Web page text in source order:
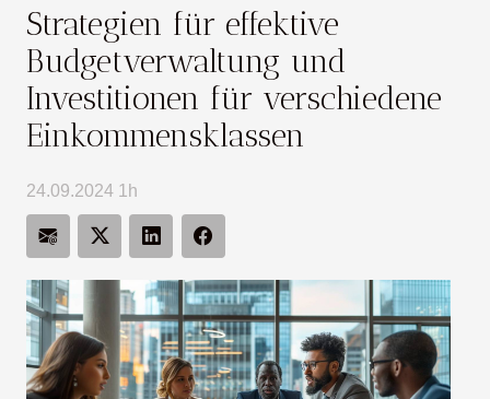
Strategien für effektive
Budgetverwaltung und
Investitionen für verschiedene
Einkommensklassen
24.09.2024 1h